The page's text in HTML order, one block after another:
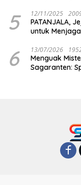
5 12/11/2025
PATANJALA,
untuk
6 13/07/2026
Menguak
Sagaranten: